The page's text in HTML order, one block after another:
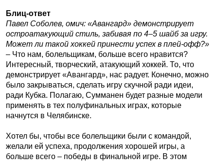
Блиц-ответ
Павел Соболев, омич: «Авангард» демонстрирует
остроатакующий стиль, забивая по 4–5 шайб за игру.
Может ли такой хоккей принести успех в плей-офф?»
– Что нам, болельщикам, больше всего нравится?
Интересный, творческий, атакующий хоккей. То, что
демонстрирует «Авангард», нас радует. Конечно, можно
было закрываться, сделать игру скучной ради идеи,
ради Кубка. Полагаю, Сумманен будет разные модели
применять в тех полуфинальных играх, которые
начнутся в Челябинске.
Хотел бы, чтобы все болельщики были с командой,
желали ей успеха, продолжения хорошей игры, а
больше всего – победы в финальной игре. В этом